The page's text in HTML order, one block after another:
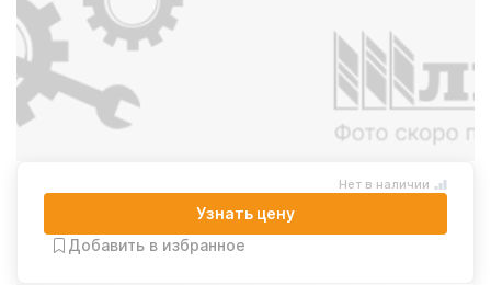
Нет в наличии
Узнать цену
Добавить в избранное